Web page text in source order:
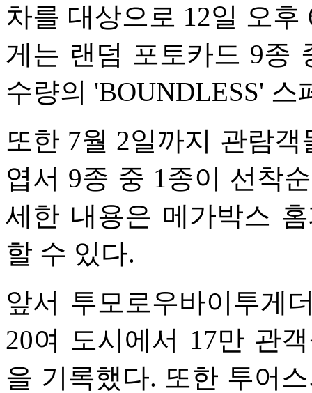
차를 대상으로 12일 오
게는 랜덤 포토카드 9종
수량의 'BOUNDLESS'
또한 7월 2일까지 관람
엽서 9종 중 1종이 선착
세한 내용은 메가박스
할 수 있다.
앞서 투모로우바이투게
20여 도시에서 17만 관
을 기록했다. 또한 투어